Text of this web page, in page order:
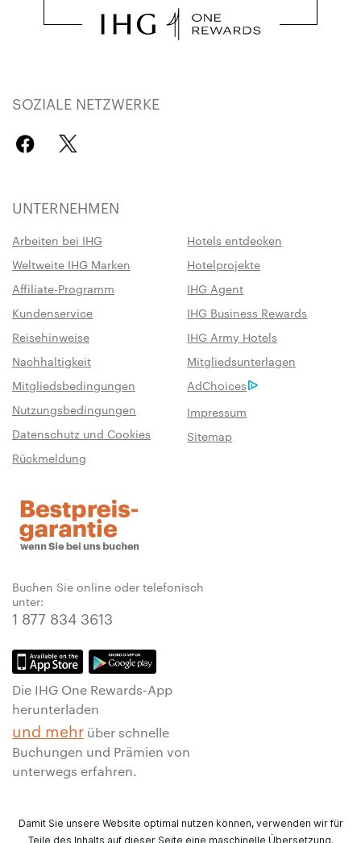
SOZIALE NETZWERKE
UNTERNEHMEN
Arbeiten bei IHG
Hotels entdecken
Weltweite IHG Marken
Hotelprojekte
Affiliate-Programm
IHG Agent
Kundenservice
IHG Business Rewards
Reisehinweise
IHG Army Hotels
Nachhaltigkeit
Mitgliedsunterlagen
Mitgliedsbedingungen
AdChoices
Nutzungsbedingungen
Impressum
Datenschutz und Cookies
Sitemap
Rückmeldung
Buchen Sie online oder telefonisch
unter:
1 877 834 3613
Die IHG One Rewards-App
herunterladen
und mehr über schnelle
Buchungen und Prämien von
unterwegs erfahren.
Damit Sie unsere Website optimal nutzen können, verwenden wir für
Teile des Inhalts auf dieser Seite eine maschinelle Übersetzung.